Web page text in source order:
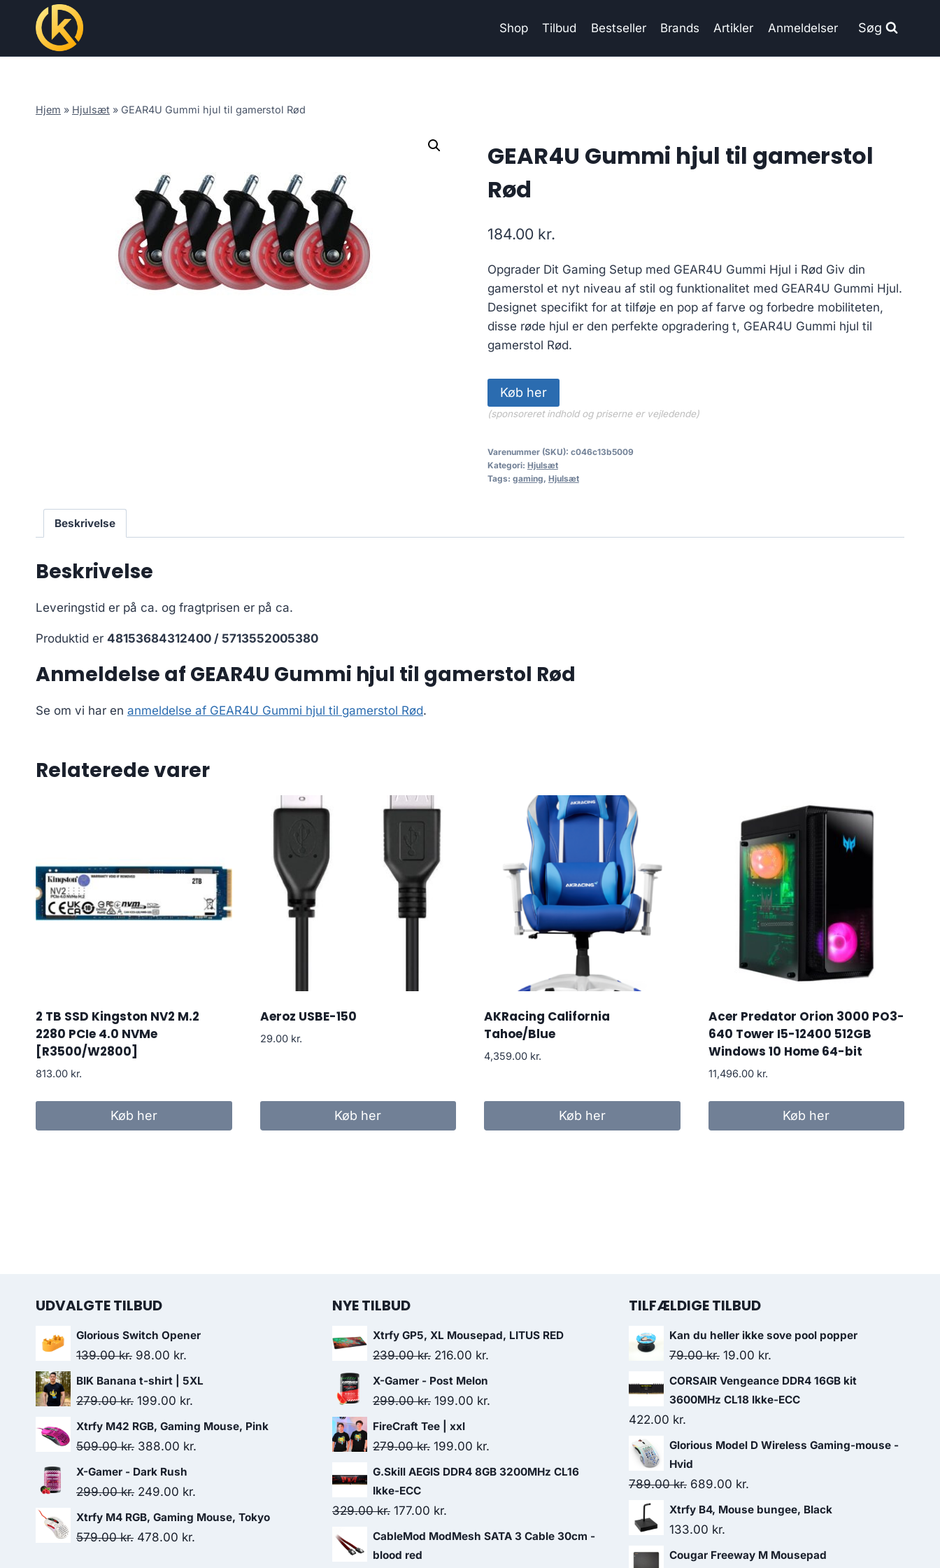
content
Shop Tilbud Bestseller Brands Artikler Anmeldelser Søg
Hjem » Hjulsæt » GEAR4U Gummi hjul til gamerstol Rød
GEAR4U Gummi hjul til gamerstol
Rød
184.00 kr.
Opgrader Dit Gaming Setup med GEAR4U Gummi Hjul i Rød Giv din
gamerstol et nyt niveau af stil og funktionalitet med GEAR4U Gummi Hjul.
Designet specifikt for at tilføje en pop af farve og forbedre mobiliteten,
disse røde hjul er den perfekte opgradering t, GEAR4U Gummi hjul til
gamerstol Rød.
Køb her
(sponsoreret indhold og priserne er vejledende)
Varenummer (SKU): c046c13b5009
Kategori: Hjulsæt
Tags: gaming, Hjulsæt
Beskrivelse
Beskrivelse
Leveringstid er på ca. og fragtprisen er på ca.
Produktid er 48153684312400 / 5713552005380
Anmeldelse af GEAR4U Gummi hjul til gamerstol Rød
Se om vi har en anmeldelse af GEAR4U Gummi hjul til gamerstol Rød.
Relaterede varer
2 TB SSD Kingston NV2 M.2
2280 PCIe 4.0 NVMe
[R3500/W2800]
813.00 kr.
Køb her
Aeroz USBE-150
29.00 kr.
Køb her
AKRacing California
Tahoe/Blue
4,359.00 kr.
Køb her
Acer Predator Orion 3000 PO3-
640 Tower I5-12400 512GB
Windows 10 Home 64-bit
11,496.00 kr.
Køb her
UDVALGTE TILBUD
Glorious Switch Opener
139.00kr. Original
price
was:
98.00 kr.
price
is:
BIK Banana t-shirt | 5XL
279.00kr. Original
price
was:
199.00 kr.
price
is:
Xtrfy M42 RGB, Gaming Mouse, Pink
509.00kr. Original
price
was:
388.00 kr.
X-Gamer - Dark Rush
299.00kr. Original
price
was:
249.00 kr.
price
Xtrfy M4 RGB, Gaming Mouse, Tokyo
579.00kr. Original
478.00 kr.
NYE TILBUD
Xtrfy GP5, XL Mousepad, LITUS RED
239.00kr. Original
price
was:
239.00 kr..
216.00 kr.
X-Gamer - Post Melon
299.00kr. Original
price
was:
199.00 kr.
FireCraft Tee | xxl
279.00kr. Original
price
279.00 kr..
199.00 kr.
price
G.Skill AEGIS DDR4 8GB 3200MHz CL16
Ikke-ECC
329.00kr. Original
price
was:
177.00 kr.
price
CableMod ModMesh SATA 3 Cable 30cm -
blood red
TILFÆLDIGE TILBUD
Kan du heller ikke sove pool popper
79.00kr. Original
price
was:
19.00 kr.
price
is:
CORSAIR Vengeance DDR4 16GB kit
3600MHz CL18 Ikke-ECC
422.00 kr.
Glorious Model D Wireless Gaming-mouse -
Hvid
789.00kr. Original
price
was:
689.00 kr.
price
Xtrfy B4, Mouse bungee, Black
133.00 kr.
Cougar Freeway M Mousepad